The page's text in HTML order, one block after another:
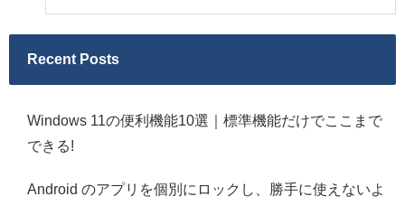
Recent Posts
Windows 11の便利機能10選｜標準機能だけでここまで
できる!
Android のアプリを個別にロックし、勝手に使えないよ